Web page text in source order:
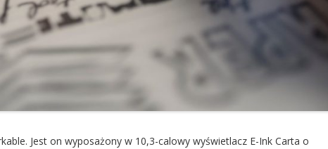
Jest on wyposażony w 10,3-calowy wyświetlacz E-Ink Carta o